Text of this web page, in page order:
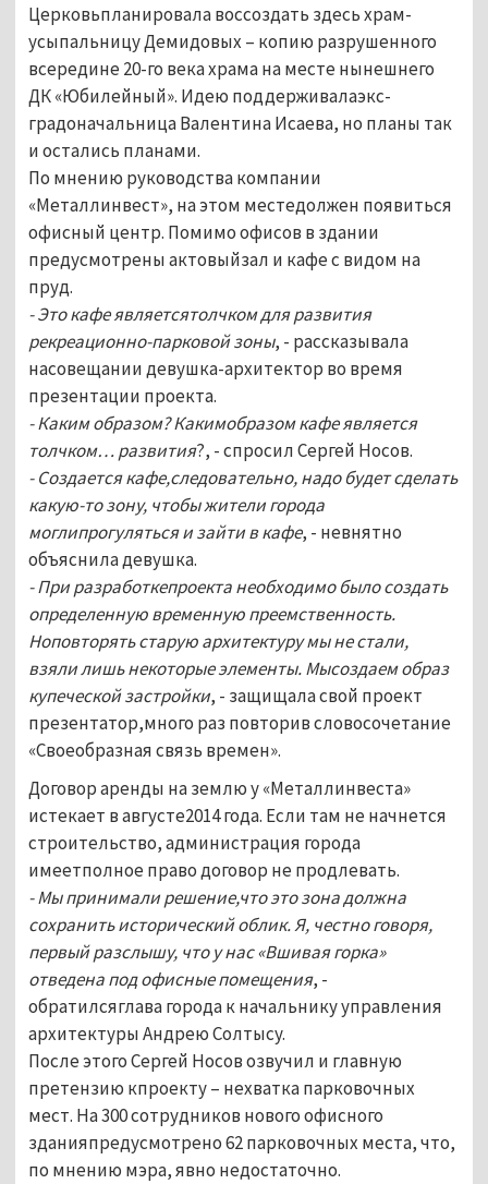
Церковьпланировала воссоздать здесь храм-
усыпальницу Демидовых – копию разрушенного
всередине 20-го века храма на месте нынешнего
ДК «Юбилейный». Идею поддерживалаэкс-
градоначальница Валентина Исаева, но планы так
и остались планами.
По мнению руководства компании
«Металлинвест», на этом местедолжен появиться
офисный центр. Помимо офисов в здании
предусмотрены актовыйзал и кафе с видом на
пруд.
- Это кафе являетсятолчком для развития
рекреационно-парковой зоны, - рассказывала
насовещании девушка-архитектор во время
презентации проекта.
- Каким образом? Какимобразом кафе является
толчком… развития?, - спросил Сергей Носов.
- Создается кафе,следовательно, надо будет сделать
какую-то зону, чтобы жители города
моглипрогуляться и зайти в кафе, - невнятно
объяснила девушка.
- При разработкепроекта необходимо было создать
определенную временную преемственность.
Ноповторять старую архитектуру мы не стали,
взяли лишь некоторые элементы. Мысоздаем образ
купеческой застройки, - защищала свой проект
презентатор,много раз повторив словосочетание
«Своеобразная связь времен».
Договор аренды на землю у «Металлинвеста»
истекает в августе2014 года. Если там не начнется
строительство, администрация города
имеетполное право договор не продлевать.
- Мы принимали решение,что это зона должна
сохранить исторический облик. Я, честно говоря,
первый разслышу, что у нас «Вшивая горка»
отведена под офисные помещения, -
обратилсяглава города к начальнику управления
архитектуры Андрею Солтысу.
После этого Сергей Носов озвучил и главную
претензию кпроекту – нехватка парковочных
мест. На 300 сотрудников нового офисного
зданияпредусмотрено 62 парковочных места, что,
по мнению мэра, явно недостаточно.